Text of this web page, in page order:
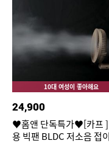
10대 여성이 좋아해요
24,900
♥홈앤 단독특가♥[카프 ]
용 빅팬 BLDC 저소음 접